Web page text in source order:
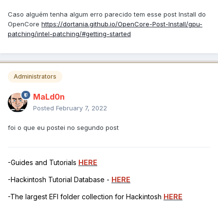
Caso alguém tenha algum erro parecido tem esse post Install do
OpenCore https://dortania.github.io/OpenCore-Post-Install/gpu-
patching/intel-patching/#getting-started
Administrators
MaLd0n
Posted February 7, 2022
foi o que eu postei no segundo post
-Guides and Tutorials HERE
-Hackintosh Tutorial Database - HERE
-The largest EFI folder collection for Hackintosh HERE